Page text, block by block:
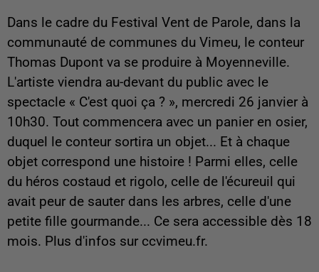
Dans le cadre du Festival Vent de Parole, dans la
communauté de communes du Vimeu, le conteur
Thomas Dupont va se produire à Moyenneville.
L'artiste viendra au-devant du public avec le
spectacle « C'est quoi ça ? », mercredi 26 janvier à
10h30. Tout commencera avec un panier en osier,
duquel le conteur sortira un objet... Et à chaque
objet correspond une histoire ! Parmi elles, celle
du héros costaud et rigolo, celle de l'écureuil qui
avait peur de sauter dans les arbres, celle d'une
petite fille gourmande... Ce sera accessible dès 18
mois. Plus d'infos sur ccvimeu.fr.